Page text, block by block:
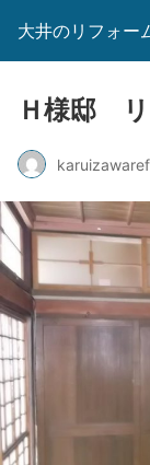
大井のリフォー
Ｈ様邸 リ